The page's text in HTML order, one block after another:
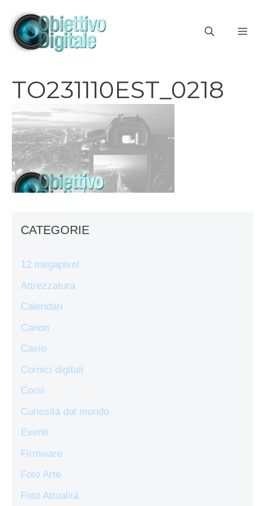
contenuto
TO231110EST_0218
CATEGORIE
12 megapixel
Attrezzatura
Calendari
Canon
Casio
Cornici digitali
Corsi
Curiosità dal mondo
Eventi
Firmware
Foto Arte
Foto Attualità